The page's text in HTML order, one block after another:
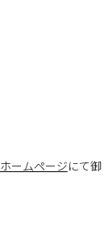
ホームページにて御